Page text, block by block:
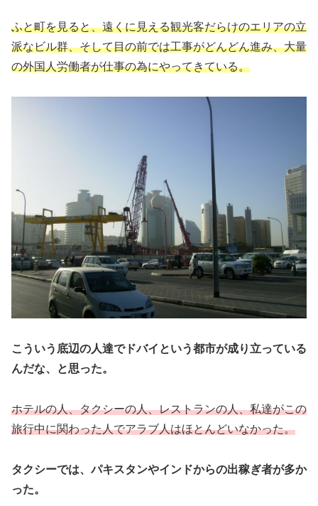
ふと町を見ると、遠くに見える観光客だらけのエリアの立
派なビル群、そして目の前では工事がどんどん進み、大量
の外国人労働者が仕事の為にやってきている。
こういう底辺の人達でドバイという都市が成り立っている
んだな、と思った。
ホテルの人、タクシーの人、レストランの人、私達がこの
旅行中に関わった人でアラブ人はほとんどいなかった。
タクシーでは、パキスタンやインドからの出稼ぎ者が多か
った。